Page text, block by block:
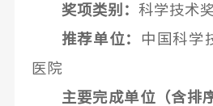
奖项类别： 科学技术奖
推荐单位：
中国科学
医院
主要完成单位（含排